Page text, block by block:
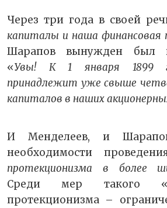
Через три года в своей
капиталы и наша финансовая
Шарапов вынужден был
«Увы! К 1 января 1899
принадлежит уже свыше
капиталов в наших
И Менделеев, и
необходимости
протекционизма в более
Среди мер такого
протекционизма –